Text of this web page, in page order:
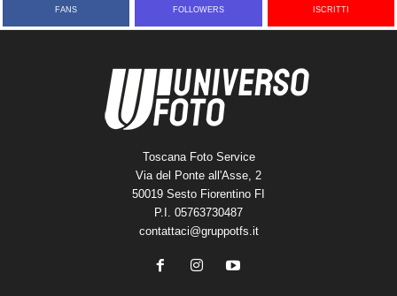
FANS FOLLOWERS ISCRITTI
Toscana Foto Service
Via del Ponte all'Asse, 2
50019 Sesto Fiorentino FI
P.I. 05763730487
contattaci@gruppotfs.it